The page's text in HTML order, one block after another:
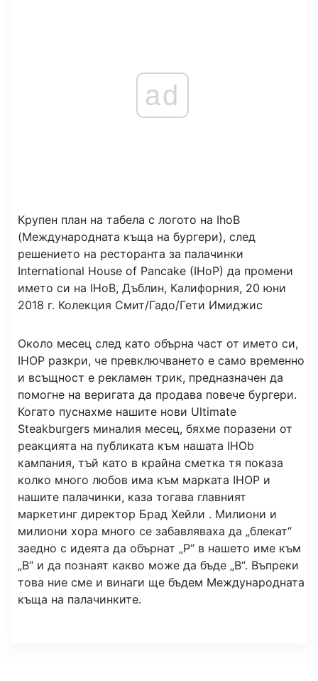
ad
Крупен план на табела с логото на IhoB
(Международната къща на бургери), след
решението на ресторанта за палачинки
International House of Pancake (IHoP) да промени
името си на IHoB, Дъблин, Калифорния, 20 юни
2018 г. Колекция Смит/Гадо/Гети Имиджис
Около месец след като обърна част от името си,
IHOP разкри, че превключването е само временно
и всъщност е рекламен трик, предназначен да
помогне на веригата да продава повече бургери.
Когато пуснахме нашите нови Ultimate
Steakburgers миналия месец, бяхме поразени от
реакцията на публиката към нашата IHOb
кампания, тъй като в крайна сметка тя показа
колко много любов има към марката IHOP и
нашите палачинки, каза тогава главният
маркетинг директор Брад Хейли . Милиони и
милиони хора много се забавляваха да „блекат“
заедно с идеята да обърнат „P“ в нашето име към
„B“ и да познаят какво може да бъде „B“. Въпреки
това ние сме и винаги ще бъдем Международната
къща на палачинките.